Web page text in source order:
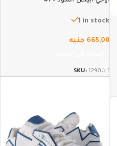
1 in stock
665,00 جنيه
SKU: 12900-1